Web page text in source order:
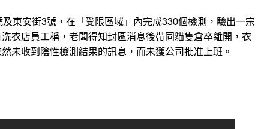
東安街3號，在「受限區域」內完成330個檢測，驗出一宗
衣店員工稱，老闆得知封區消息後帶同貓隻倉卒離開，衣
未收到陰性檢測結果的訊息，而未獲公司批准上班。